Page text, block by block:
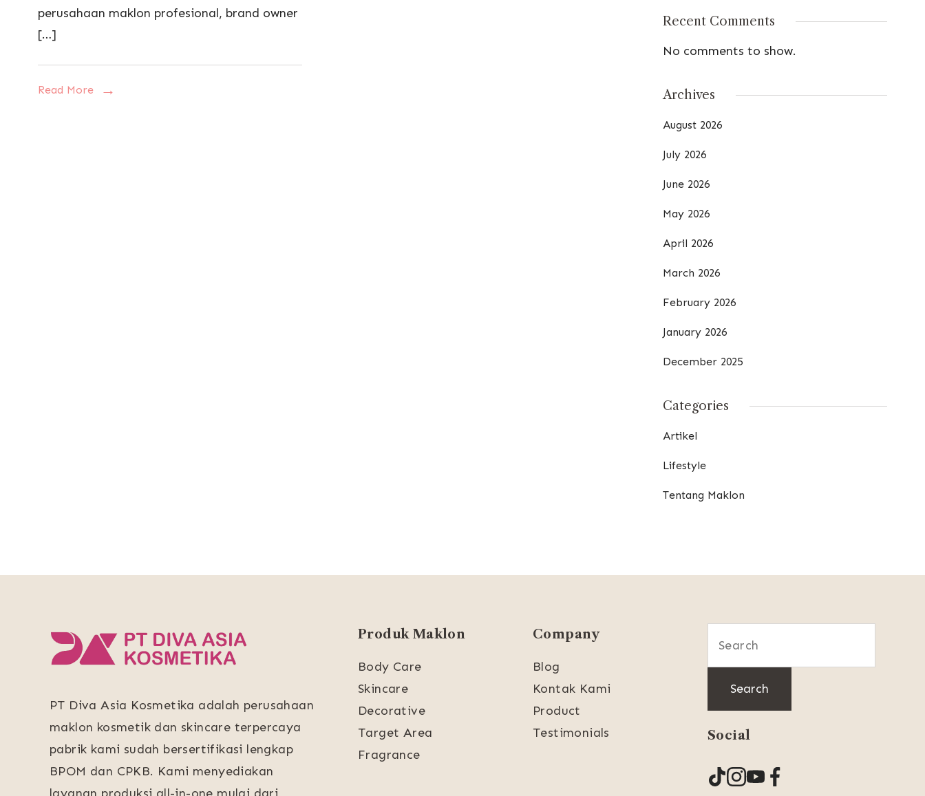
perusahaan maklon profesional, brand owner
[…]
Read More
Recent Comments
No comments to show.
Archives
August 2026
July 2026
June 2026
May 2026
April 2026
March 2026
February 2026
January 2026
December 2025
Categories
Artikel
Lifestyle
Tentang Maklon
PT Diva Asia Kosmetika adalah perusahaan
maklon kosmetik dan skincare terpercaya
pabrik kami sudah bersertifikasi lengkap
BPOM dan CPKB. Kami menyediakan
Produk Maklon
Body Care
Skincare
Decorative
Target Area
Fragrance
Company
Blog
Kontak Kami
Product
Testimonials
Social